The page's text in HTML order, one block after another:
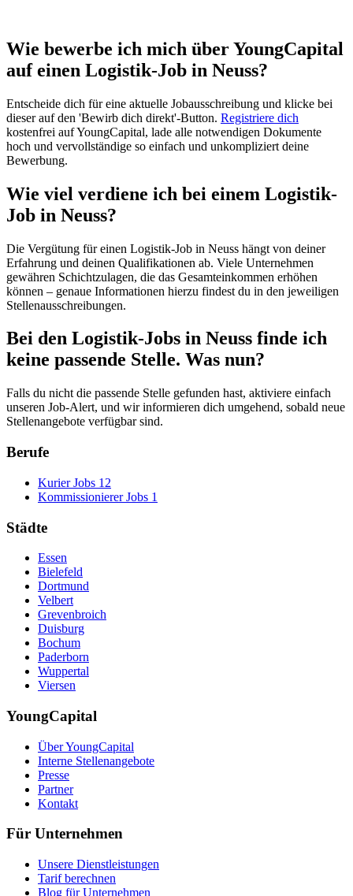
Wie bewerbe ich mich über YoungCapital
auf einen Logistik-Job in Neuss?
Entscheide dich für eine aktuelle Jobausschreibung und klicke bei
dieser auf den 'Bewirb dich direkt'-Button. Registriere dich
kostenfrei auf YoungCapital, lade alle notwendigen Dokumente
hoch und vervollständige so einfach und unkompliziert deine
Bewerbung.
Wie viel verdiene ich bei einem Logistik-
Job in Neuss?
Die Vergütung für einen Logistik-Job in Neuss hängt von deiner
Erfahrung und deinen Qualifikationen ab. Viele Unternehmen
gewähren Schichtzulagen, die das Gesamteinkommen erhöhen
können – genaue Informationen hierzu findest du in den jeweiligen
Stellenausschreibungen.
Bei den Logistik-Jobs in Neuss finde ich
keine passende Stelle. Was nun?
Falls du nicht die passende Stelle gefunden hast, aktiviere einfach
unseren Job-Alert, und wir informieren dich umgehend, sobald neue
Stellenangebote verfügbar sind.
Berufe
Kurier Jobs 12
Kommissionierer Jobs 1
Städte
Essen
Bielefeld
Dortmund
Velbert
Grevenbroich
Duisburg
Bochum
Paderborn
Wuppertal
Viersen
YoungCapital
Über YoungCapital
Interne Stellenangebote
Presse
Partner
Kontakt
Für Unternehmen
Unsere Dienstleistungen
Tarif berechnen
Blog für Unternehmen